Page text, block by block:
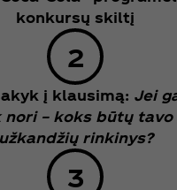
konkursų skiltį
į klausimą: Jei
– koks būtų
užkandžių rinkinys?